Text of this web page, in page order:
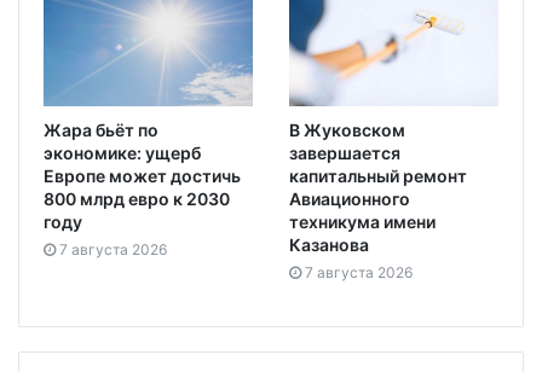
Жара бьёт по
экономике: ущерб
Европе может достичь
800 млрд евро к 2030
году
7 августа 2026
В Жуковском
завершается
капитальный ремонт
Авиационного
техникума имени
Казанова
7 августа 2026